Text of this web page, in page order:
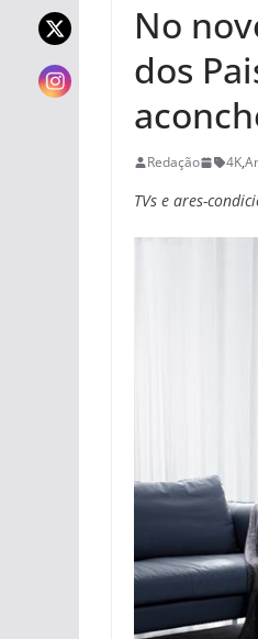
No
dos
Redação 4K,
TVs e ares-